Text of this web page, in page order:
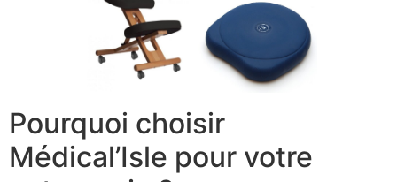
Pourquoi choisir
Médical’Isle pour votre